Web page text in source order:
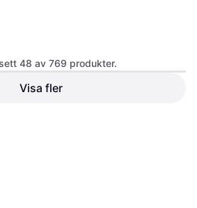
48 av 769 produkter.
Visa fler